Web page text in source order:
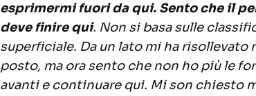
esprimermi fuori da qui. Sento che il
deve finire qui. Non si basa sulle
superficiale. Da un lato mi ha risollevato
posto, ma ora sento che non ho più le
avanti e continuare qui. Mi son chiesto